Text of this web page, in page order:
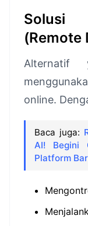
Solusi
(Remote
Alternatif
online.
Baca juga:
AI! Begini
Platform